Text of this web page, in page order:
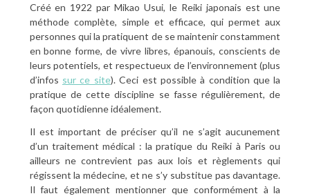
Créé en 1922 par Mikao Usui, le Reiki japonais est une
méthode complète, simple et efficace, qui permet aux
personnes qui la pratiquent de se maintenir constamment
en bonne forme, de vivre libres, épanouis, conscients de
leurs potentiels, et respectueux de l’environnement (plus
d’infos sur ce site). Ceci est possible à condition que la
pratique de cette discipline se fasse régulièrement, de
façon quotidienne idéalement.
Il est important de préciser qu’il ne s’agit aucunement
d’un traitement médical : la pratique du Reiki à Paris ou
ailleurs ne contrevient pas aux lois et règlements qui
régissent la médecine, et ne s’y substitue pas davantage.
Il faut également mentionner que conformément à la